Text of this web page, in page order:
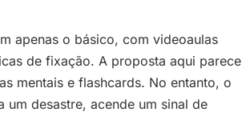
apenas o básico, com videoaulas
de fixação. A proposta aqui parece
mentais e flashcards. No entanto, o
desastre, acende um sinal de